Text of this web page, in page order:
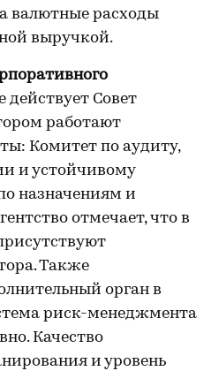
валютные расходы
выручкой.
действует Совет
работают
Комитет по аудиту,
и устойчивому
назначениям и
отмечает, что в
Также
орган в
риск-менеджмента
Качество
и уровень